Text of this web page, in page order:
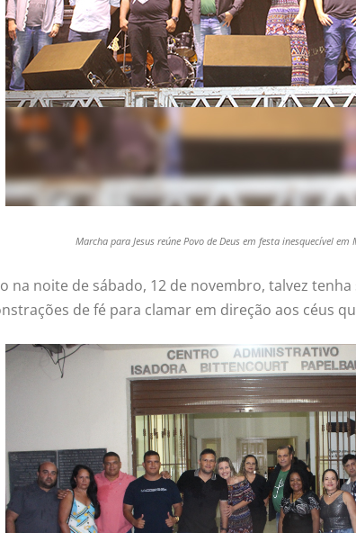
Marcha para Jesus reúne Povo de Deus em festa inesquecível em
noite de sábado, 12 de novembro, talvez
de fé para clamar em direção aos céus